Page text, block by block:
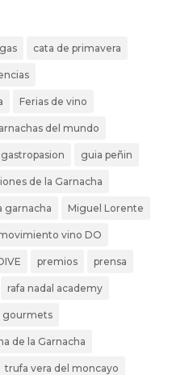
cata de primavera
Ferias de vino
del mundo
gastropasion guia peñin
de la Garnacha
garnacha Miguel Lorente
vino DO
premios prensa
rafa nadal academy
gourmets
de la Garnacha
trufa vera del moncayo